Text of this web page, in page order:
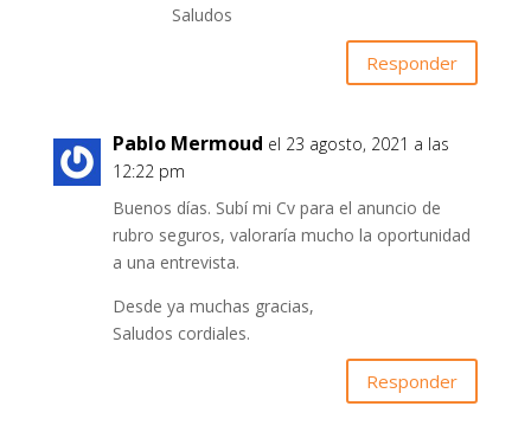
Saludos
Responder
Pablo Mermoud el 23 agosto, 2021 a las
12:22 pm
Buenos días. Subí mi Cv para el anuncio de
rubro seguros, valoraría mucho la oportunidad
a una entrevista.
Desde ya muchas gracias,
Saludos cordiales.
Responder